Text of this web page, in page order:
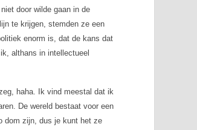
door wilde gaan in de
te krijgen, stemden ze een
enorm is, dat de kans dat
althans in intellectueel
haha. Ik vind meestal dat ik
De wereld bestaat voor een
dom zijn, dus je kunt het ze